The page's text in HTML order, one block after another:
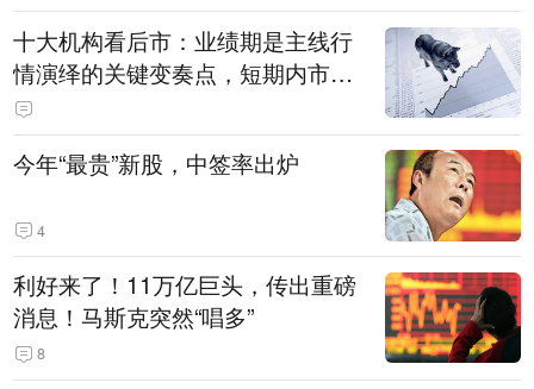
十大机构看后市：业绩期是主线行
情演绎的关键变奏点，短期内市场
或继续反弹，关注三条业绩主线
今年“最贵”新股，中签率出炉
4
利好来了！11万亿巨头，传出重磅
消息！马斯克突然“唱多”
8